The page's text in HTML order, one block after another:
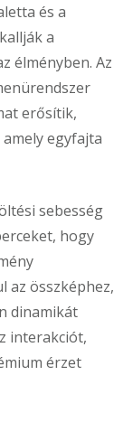
és a
a
élményben. Az
erősítik,
egyfajta
sebesség
hogy
az összképhez,
dinamikát
interakciót,
érzet